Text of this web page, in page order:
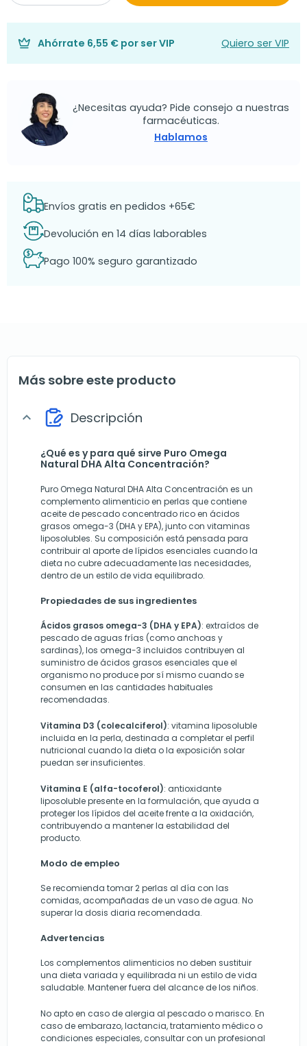
Ahórrate 6,55 € por ser VIP Quiero ser VIP
¿Necesitas ayuda? Pide consejo a nuestras
farmacéuticas.
Hablamos
Envíos gratis en pedidos +65€
Devolución en 14 días laborables
Pago 100% seguro garantizado
Más sobre este producto
expand_more Descripción
¿Qué es y para qué sirve Puro Omega
Natural DHA Alta Concentración?
Puro Omega Natural DHA Alta Concentración es un
complemento alimenticio en perlas que contiene
aceite de pescado concentrado rico en ácidos
grasos omega-3 (DHA y EPA), junto con vitaminas
liposolubles. Su composición está pensada para
contribuir al aporte de lípidos esenciales cuando la
dieta no cubre adecuadamente las necesidades,
dentro de un estilo de vida equilibrado.
Propiedades de sus ingredientes
Ácidos grasos omega-3 (DHA y EPA): extraídos de
pescado de aguas frías (como anchoas y
sardinas), los omega-3 incluidos contribuyen al
suministro de ácidos grasos esenciales que el
organismo no produce por sí mismo cuando se
consumen en las cantidades habituales
recomendadas.
Vitamina D3 (colecalciferol): vitamina liposoluble
incluida en la perla, destinada a completar el perfil
nutricional cuando la dieta o la exposición solar
puedan ser insuficientes.
Vitamina E (alfa-tocoferol): antioxidante
liposoluble presente en la formulación, que ayuda a
proteger los lípidos del aceite frente a la oxidación,
contribuyendo a mantener la estabilidad del
producto.
Modo de empleo
Se recomienda tomar 2 perlas al día con las
comidas, acompañadas de un vaso de agua. No
superar la dosis diaria recomendada.
Advertencias
Los complementos alimenticios no deben sustituir
una dieta variada y equilibrada ni un estilo de vida
saludable. Mantener fuera del alcance de los niños.
No apto en caso de alergia al pescado o marisco. En
caso de embarazo, lactancia, tratamiento médico o
condiciones especiales, consultar con un profesional